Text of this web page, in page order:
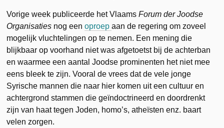
Vorige week publiceerde het VlaamsForum der Joodse
Organisaties nog eenoproepaan de regering om zoveel
mogelijk vluchtelingen op te nemen. Een mening die
blijkbaar op voorhand niet was afgetoetst bij de achterban
en waarmee een aantal Joodse prominenten het niet mee
eens bleek te zijn. Vooral de vrees dat de vele jonge
Syrische mannen die naar hier komen uit een cultuur en
achtergrond stammen die geïndoctrineerd en doordrenkt
zijn van haat tegen Joden, homo’s, atheïsten enz. baart
velen zorgen.